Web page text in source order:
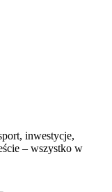
inwestycje,
– wszystko w